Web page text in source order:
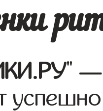
" —